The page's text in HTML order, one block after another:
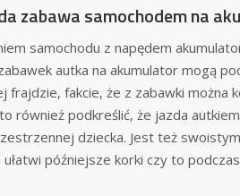
zabawa samochodem na
samochodu z napędem
autka na akumulator mogą
frajdzie, fakcie, że z zabawki można
również podkreślić, że jazda
dziecka. Jest też
późniejsze korki czy to